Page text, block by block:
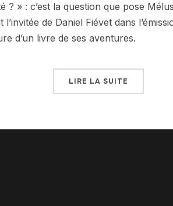
? » : c’est la question que pose
de Daniel Fiévet dans
d’un livre de ses aventures.
LIRE LA SUITE